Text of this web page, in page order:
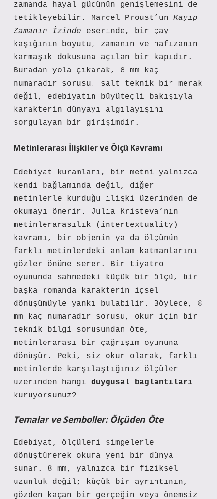
zamanda hayal gücünün genişlemesini de
tetikleyebilir. Marcel Proust’un Kayıp
Zamanın İzinde eserinde, bir çay
kaşığının boyutu, zamanın ve hafızanın
karmaşık dokusuna açılan bir kapıdır.
Buradan yola çıkarak, 8 mm kaç
numaradır sorusu, salt teknik bir merak
değil, edebiyatın büyüteçli bakışıyla
karakterin dünyayı algılayışını
sorgulayan bir girişimdir.
Metinlerarası İlişkiler ve Ölçü Kavramı
Edebiyat kuramları, bir metni yalnızca
kendi bağlamında değil, diğer
metinlerle kurduğu ilişki üzerinden de
okumayı önerir. Julia Kristeva’nın
metinlerarasılık (intertextuality)
kavramı, bir objenin ya da ölçünün
farklı metinlerdeki anlam katmanlarını
gözler önüne serer. Bir tiyatro
oyununda sahnedeki küçük bir ölçü, bir
başka romanda karakterin içsel
dönüşümüyle yankı bulabilir. Böylece, 8
mm kaç numaradır sorusu, okur için bir
teknik bilgi sorusundan öte,
metinlerarası bir çağrışım oyununa
dönüşür. Peki, siz okur olarak, farklı
metinlerde karşılaştığınız ölçüler
üzerinden hangi duygusal bağlantıları
kuruyorsunuz?
Temalar ve Semboller: Ölçüden Öte
Edebiyat, ölçüleri simgelerle
dönüştürerek okura yeni bir dünya
sunar. 8 mm, yalnızca bir fiziksel
uzunluk değil; küçük bir ayrıntının,
gözden kaçan bir gerçeğin veya önemsiz